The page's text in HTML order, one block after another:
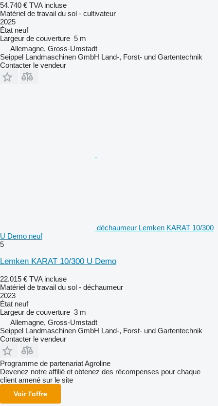
54.740 € TVA incluse
Matériel de travail du sol - cultivateur
2025
État neuf
Largeur de couverture 5 m
Allemagne, Gross-Umstadt
Seippel Landmaschinen GmbH Land-, Forst- und Gartentechnik
Contacter le vendeur
déchaumeur Lemken KARAT 10/300
U Demo neuf
5
Lemken KARAT 10/300 U Demo
22.015 € TVA incluse
Matériel de travail du sol - déchaumeur
2023
État neuf
Largeur de couverture 3 m
Allemagne, Gross-Umstadt
Seippel Landmaschinen GmbH Land-, Forst- und Gartentechnik
Contacter le vendeur
Programme de partenariat Agroline
Devenez notre affilié et obtenez des récompenses pour chaque
client amené sur le site
Voir l'offre